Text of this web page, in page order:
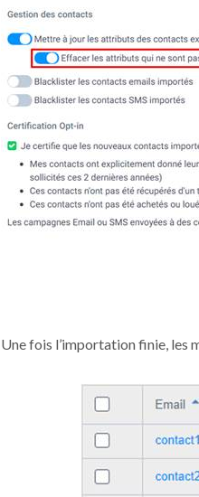
Une fois l’importation finie, les